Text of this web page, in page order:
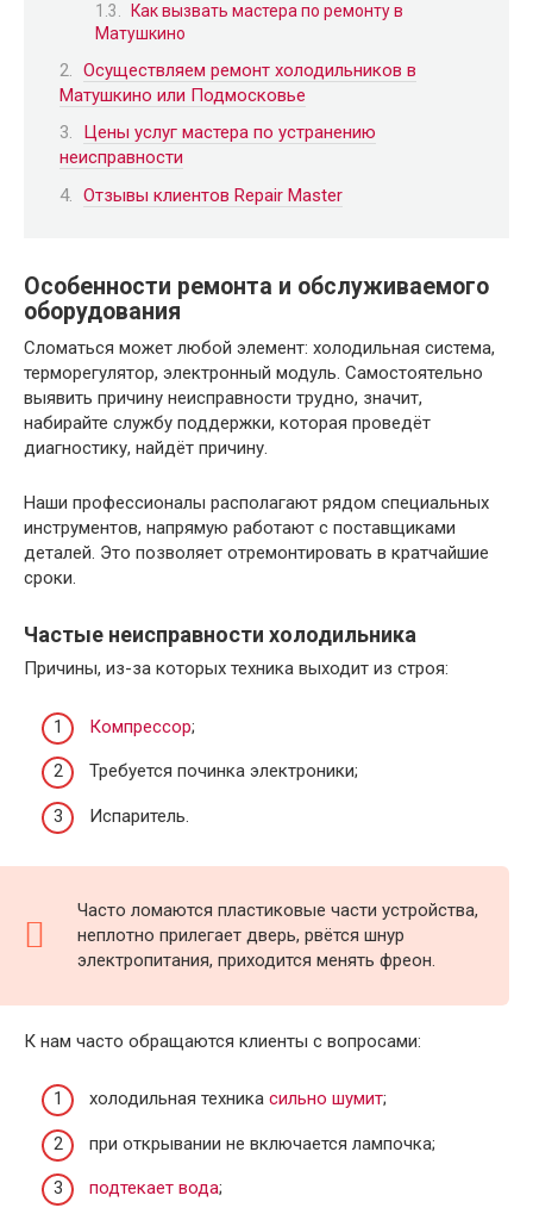
Как вызвать мастера по ремонту в
Матушкино
Осуществляем ремонт холодильников в
Матушкино или Подмосковье
Цены услуг мастера по устранению
неисправности
Отзывы клиентов Repair Master
Особенности ремонта и обслуживаемого
оборудования
Сломаться может любой элемент: холодильная система,
терморегулятор, электронный модуль. Самостоятельно
выявить причину неисправности трудно, значит,
набирайте службу поддержки, которая проведёт
диагностику, найдёт причину.
Наши профессионалы располагают рядом специальных
инструментов, напрямую работают с поставщиками
деталей. Это позволяет отремонтировать в кратчайшие
сроки.
Частые неисправности холодильника
Причины, из-за которых техника выходит из строя:
Компрессор;
Требуется починка электроники;
Испаритель.
Часто ломаются пластиковые части устройства,
неплотно прилегает дверь, рвётся шнур
электропитания, приходится менять фреон.
К нам часто обращаются клиенты с вопросами:
холодильная техника сильно шумит;
при открывании не включается лампочка;
подтекает вода;